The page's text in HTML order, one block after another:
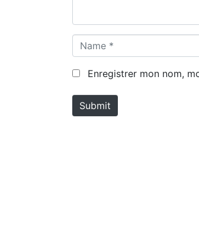
a
m
*
Enregistrer mon nom,
Submit